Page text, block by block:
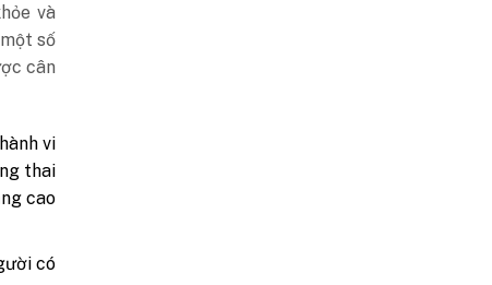
và
số
cân
vi
thai
cao
có